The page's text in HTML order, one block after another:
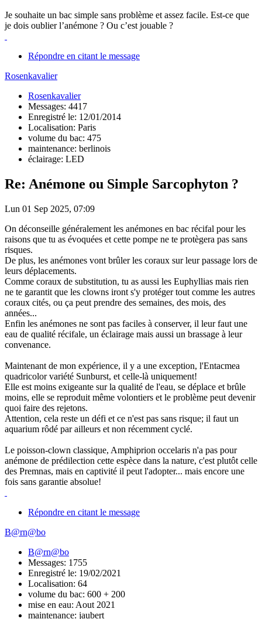
Je souhaite un bac simple sans problème et assez facile. Est-ce que
je dois oublier l’anémone ? Ou c’est jouable ?
Répondre en citant le message
Rosenkavalier
Rosenkavalier
Messages: 4417
Enregistré le: 12/01/2014
Localisation: Paris
volume du bac: 475
maintenance: berlinois
éclairage: LED
Re: Anémone ou Simple Sarcophyton ?
Lun 01 Sep 2025, 07:09
On déconseille généralement les anémones en bac récifal pour les
raisons que tu as évoquées et cette pompe ne te protègera pas sans
risques.
De plus, les anémones vont brûler les coraux sur leur passage lors de
leurs déplacements.
Comme coraux de substitution, tu as aussi les Euphyllias mais rien
ne te garantit que les clowns iront s'y protéger tout comme les autres
coraux cités, ou ça peut prendre des semaines, des mois, des
années...
Enfin les anémones ne sont pas faciles à conserver, il leur faut une
eau de qualité récifale, un éclairage mais aussi un brassage à leur
convenance.
Maintenant de mon expérience, il y a une exception, l'Entacmea
quadricolor variété Sunburst, et celle-là uniquement!
Elle est moins exigeante sur la qualité de l'eau, se déplace et brûle
moins, elle se reproduit même volontiers et le problème peut devenir
quoi faire des rejetons.
Attention, cela reste un défi et ce n'est pas sans risque; il faut un
aquarium rôdé par ailleurs et non récemment cyclé.
Le poisson-clown classique, Amphiprion occelaris n'a pas pour
anémone de prédilection cette espèce dans la nature, c'est plutôt celle
des Premnas, mais en captivité il peut l'adopter... mais encore une
fois sans garantie absolue!
Répondre en citant le message
B@rn@bo
B@rn@bo
Messages: 1755
Enregistré le: 19/02/2021
Localisation: 64
volume du bac: 600 + 200
mise en eau: Aout 2021
maintenance: jaubert